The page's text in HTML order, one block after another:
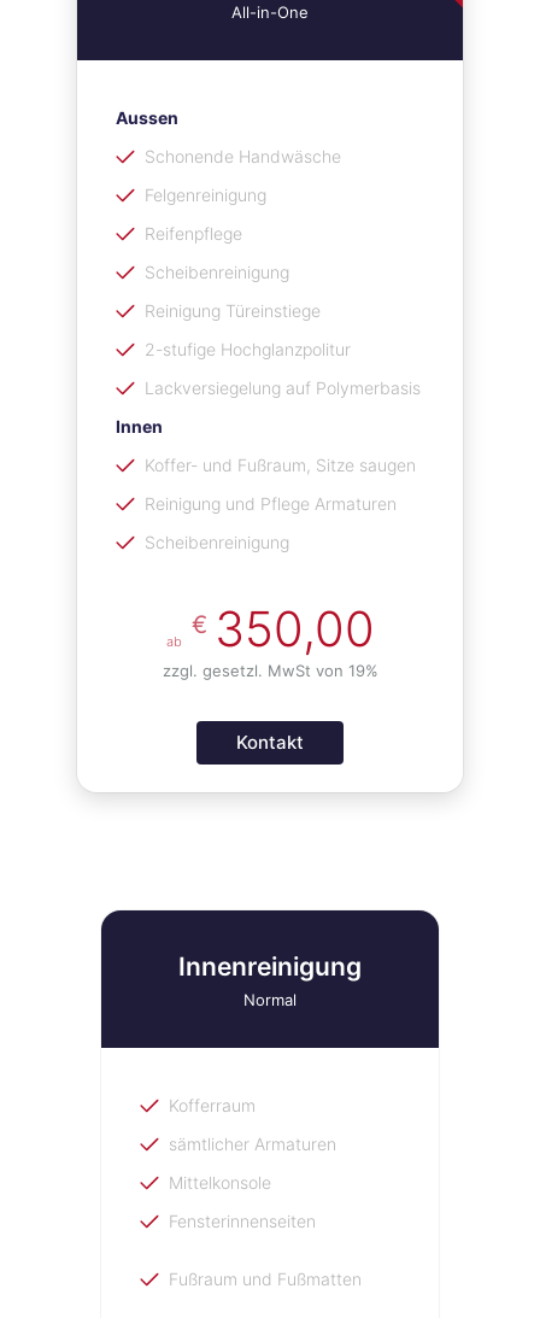
All-in-One
Aussen
Schonende Handwäsche
Felgenreinigung
Reifenpflege
Scheibenreinigung
Reinigung Türeinstiege
2-stufige Hochglanzpolitur
Lackversiegelung auf Polymerbasis
Innen
Koffer- und Fußraum, Sitze saugen
Reinigung und Pflege Armaturen
Scheibenreinigung
ab
€ 350,00
zzgl. gesetzl. MwSt von 19%
Kontakt
Innenreinigung
Normal
Kofferraum
sämtlicher Armaturen
Mittelkonsole
Fensterinnenseiten
Fußraum und Fußmatten